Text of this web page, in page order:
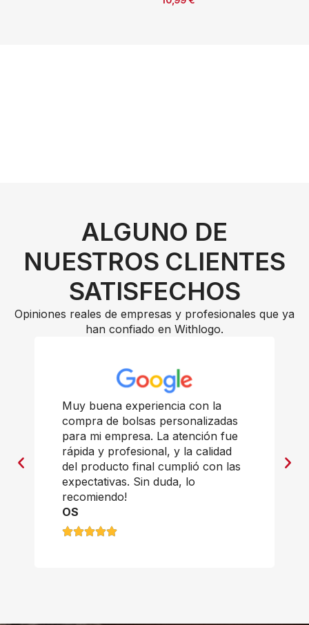
ALGUNO DE
NUESTROS CLIENTES
SATISFECHOS
Opiniones reales de empresas y profesionales que ya
han confiado en Withlogo.
Muy buena experiencia con la
compra de bolsas personalizadas
para mi empresa. La atención fue
rápida y profesional, y la calidad
del producto final cumplió con las
expectativas. Sin duda, lo
recomiendo!
OS